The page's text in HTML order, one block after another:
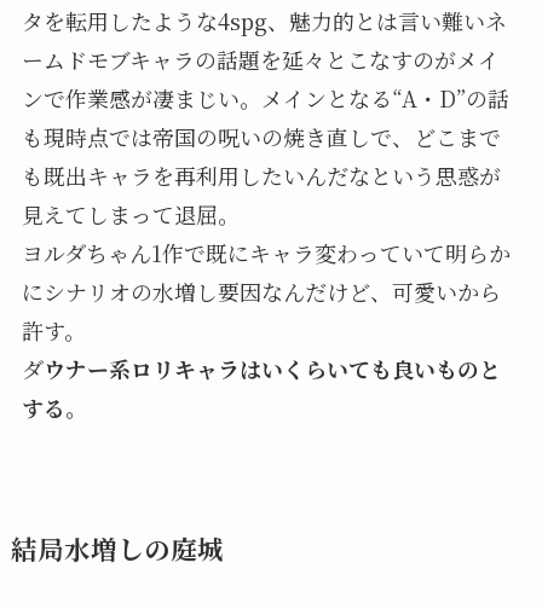
タを転用したような4spg、魅力的とは言い難いネ
ームドモブキャラの話題を延々とこなすのがメイ
ンで作業感が凄まじい。メインとなる“A・D”の話
も現時点では帝国の呪いの焼き直しで、どこまで
も既出キャラを再利用したいんだなという思惑が
見えてしまって退屈。
ヨルダちゃん1作で既にキャラ変わっていて明らか
にシナリオの水増し要因なんだけど、可愛いから
許す。
ダウナー系ロリキャラはいくらいても良いものと
する。
結局水増しの庭城